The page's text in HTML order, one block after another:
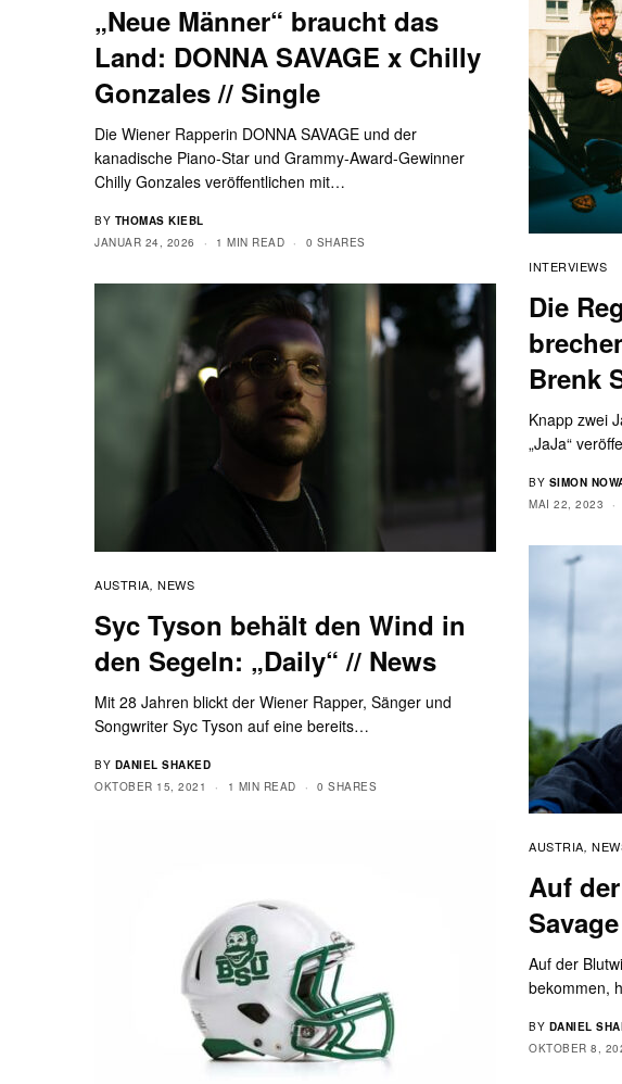
„Neue Männer“ braucht das
Land: DONNA SAVAGE x Chilly
Gonzales // Single
Die Wiener Rapperin DONNA SAVAGE und der
kanadische Piano-Star und Grammy-Award-Gewinner
Chilly Gonzales veröffentlichen mit…
BY THOMAS KIEBL
JANUAR 24, 2026
1 MIN READ 0 SHARES
INTERVIEWS
Die
Brenk
Knapp zwei
„JaJa“
BY SIMON
MAI 22, 2023
AUSTRIA, NEWS
Syc Tyson behält den Wind in
den Segeln: „Daily“ // News
Mit 28 Jahren blickt der Wiener Rapper, Sänger und
Songwriter Syc Tyson auf eine bereits…
BY DANIEL SHAKED
OKTOBER 15, 2021
1 MIN READ 0 SHARES
AUSTRIA,
Auf
Auf der
bekommen,
BY DANIEL
OKTOBER 8,